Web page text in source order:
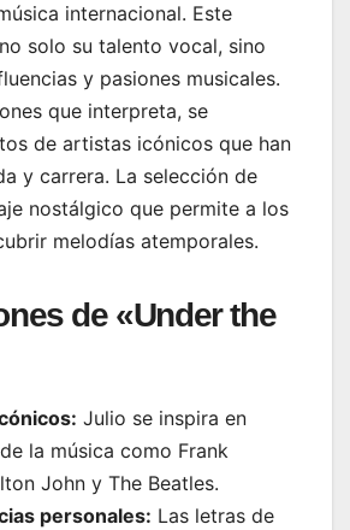
internacional. Este
solo su talento vocal, sino
y pasiones musicales.
que interpreta, se
de artistas icónicos que han
y carrera. La selección de
nostálgico que permite a los
melodías atemporales.
de «Under the
Julio se inspira en
la música como Frank
John y The Beatles.
personales: Las letras de